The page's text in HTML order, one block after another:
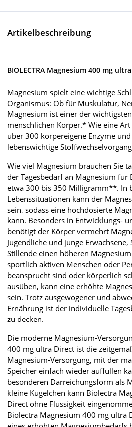
Artikelbeschreibung
BIOLECTRA Magnesium 400 mg
Magnesium spielt eine wichtige
Organismus: Ob für Muskulatur,
Magnesium ist einer der
menschlichen Körper.* Wie eine
über 300 körpereigene Enzyme
lebenswichtige
Wie viel Magnesium brauchen Sie
der Tagesbedarf an Magnesium für
etwa 300 bis 350 Milligramm**. In
Lebenssituationen kann der
sein, sodass eine hochdosierte
kann. Besonders in Entwicklungs-
benötigt der Körper vermehrt
Jugendliche und junge Erwachsene,
Stillende einen höheren
sportlich aktiven Menschen oder
beansprucht sind oder körperlich
ausüben, kann eine erhöhte
sein. Trotz ausgewogener und
Ernährung ist der individuelle
zu decken.
Die moderne Magnesium-
400 mg ultra Direct ist die
Magnesium-Versorgung, mit der
Speicher einfach wieder auffüllen
besonderen Darreichungsform als
kleine Kügelchen kann Biolectra
Direct ohne Flüssigkeit
Biolectra Magnesium 400 mg ultra